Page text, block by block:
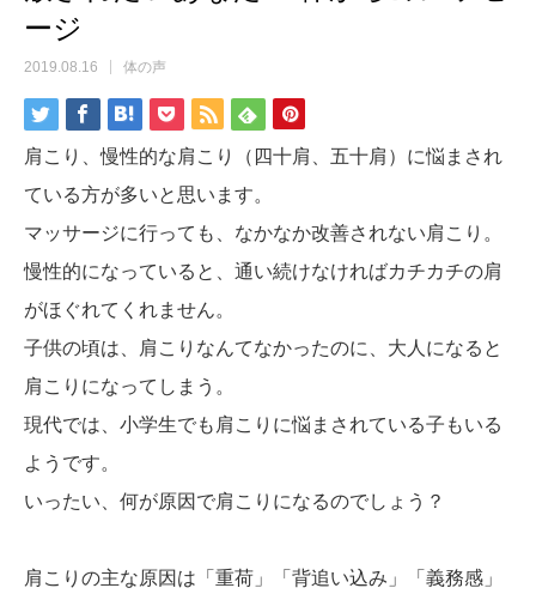
ージ
2019.08.16 体の声
肩こり、慢性的な肩こり（四十肩、五十肩）に悩まされ
ている方が多いと思います。
マッサージに行っても、なかなか改善されない肩こり。
慢性的になっていると、通い続けなければカチカチの肩
がほぐれてくれません。
子供の頃は、肩こりなんてなかったのに、大人になると
肩こりになってしまう。
現代では、小学生でも肩こりに悩まされている子もいる
ようです。
いったい、何が原因で肩こりになるのでしょう？
肩こりの主な原因は「重荷」「背追い込み」「義務感」